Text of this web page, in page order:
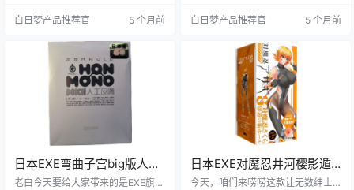
品特性、使用体验、使用场景、适
白日梦产品推荐官 5 个月前
通道设计上巧妙地模拟了人体结
白日梦产品推荐官 5 个月前
日本EXE弯曲子宫big版人工
肌肤MK2版慢玩飞机杯测评
老白今天要给大家带来的是EXE旗下
日本EXE对魔忍井河樱影遁
术高仿真飞机杯测评报告
今天，咱们来唠唠这款让无数绅士